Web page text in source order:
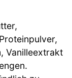
Vanilleextrakt